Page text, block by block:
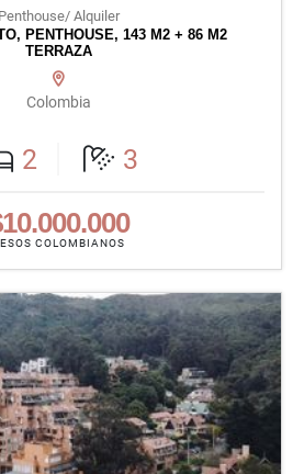
Penthouse/ Alquiler
PENTHOUSE, 143 M2 + 86 M2
TERRAZA
Colombia
2 3
COLOMBIANOS